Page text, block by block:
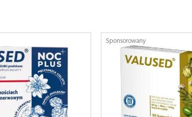
Sponsorowany